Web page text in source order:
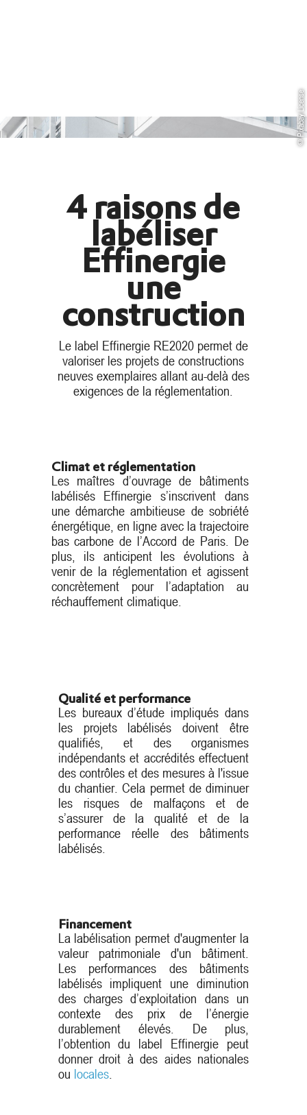
©
Pixabay License
4 raisons de
labéliser
Effinergie
une
construction
Le label Effinergie RE2020 permet de
valoriser les projets de constructions
neuves exemplaires allant au-delà des
exigences de la réglementation.
Climat et réglementation
Les maîtres d’ouvrage de bâtiments
labélisés Effinergie s’inscrivent dans
une démarche ambitieuse de sobriété
énergétique, en ligne avec la trajectoire
bas carbone de l’Accord de Paris. De
plus, ils anticipent les évolutions à
venir de la réglementation et agissent
concrètement pour l’adaptation au
réchauffement climatique.
Qualité et performance
Les bureaux d’étude impliqués dans
les projets labélisés doivent être
qualifiés, et des organismes
indépendants et accrédités effectuent
des contrôles et des mesures à l'issue
du chantier. Cela permet de diminuer
les risques de malfaçons et de
s’assurer de la qualité et de la
performance réelle des bâtiments
labélisés.
Financement
La labélisation permet d'augmenter la
valeur patrimoniale d'un bâtiment.
Les performances des bâtiments
labélisés impliquent une diminution
des charges d’exploitation dans un
contexte des prix de l’énergie
durablement élevés. De plus,
l’obtention du label Effinergie peut
donner droit à des aides nationales
ou locales.